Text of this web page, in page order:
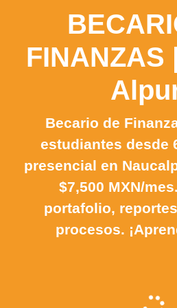
FINANZAS
Becario de
estudiantes desde
presencial en
$7,500 MXN/
portafolio,
procesos.